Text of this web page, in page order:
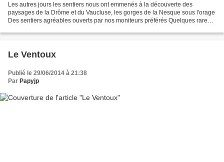
Les autres jours les sentiers nous ont emmenés à la découverte des
paysages de la Drôme et du Vaucluse, les gorges de la Nesque sous l'orage
Des sentiers agréables ouverts par nos moniteurs préférés Quelques rares
Le Ventoux
Publié le 29/06/2014 à 21:38
Par Papyjp